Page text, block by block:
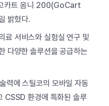
카트 옴니 200(GoCart
밝혔다.
료 서비스와 실험실 연구 및
다양한 솔루션을 공급하는
력에 스틸코의 모바일 자동
CSSD 환경에 특화된 솔루